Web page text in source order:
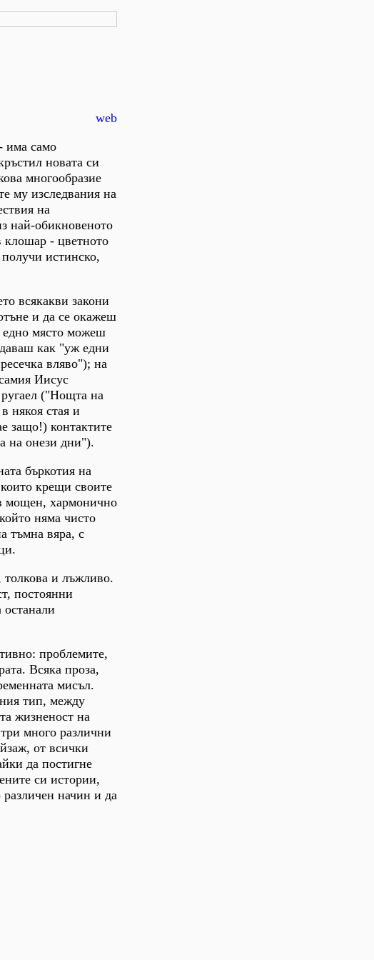
web
има само
новата си
многообразие
му изследвания на
на
най-обикновеното
клошар - цветното
истинско,
всякакви закони
и да се окажеш
едно място можеш
как "уж едни
вляво"); на
Иисус
ругаел ("Нощта на
някоя стая и
защо!) контактите
на онези дни").
бъркотия на
крещи своите
мощен, хармонично
няма чисто
тъмна вяра, с
толкова и лъжливо.
постоянни
проблемите,
Всяка проза,
мисъл.
тип, между
жизненост на
много различни
от всички
да постигне
си истории,
начин и да